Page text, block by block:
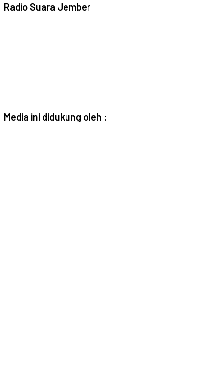
Radio Suara Jember
Media ini didukung oleh :